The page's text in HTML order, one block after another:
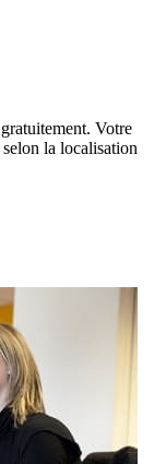
Votre
la localisation